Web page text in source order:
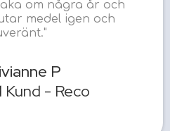
om några år och
medel igen och
P
- Reco